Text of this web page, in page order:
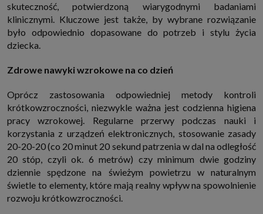
skuteczność, potwierdzoną wiarygodnymi badaniami
klinicznymi. Kluczowe jest także, by wybrane rozwiązanie
było odpowiednio dopasowane do potrzeb i stylu życia
dziecka.
Zdrowe nawyki wzrokowe na co dzień
Oprócz zastosowania odpowiedniej metody kontroli
krótkowzroczności, niezwykle ważna jest codzienna higiena
pracy wzrokowej. Regularne przerwy podczas nauki i
korzystania z urządzeń elektronicznych, stosowanie zasady
20-20-20 (co 20 minut 20 sekund patrzenia w dal na odległość
20 stóp, czyli ok. 6 metrów) czy minimum dwie godziny
dziennie spędzone na świeżym powietrzu w naturalnym
świetle to elementy, które mają realny wpływ na spowolnienie
rozwoju krótkowzroczności.